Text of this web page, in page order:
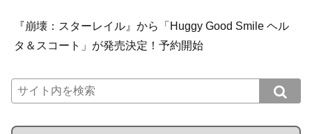
『崩壊：スターレイル』から「Huggy Good Smile ヘル
タ＆スコート」が発売決定！予約開始